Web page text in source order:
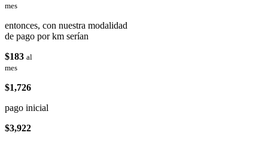
mes
entonces, con nuestra modalidad
de pago por km serían
$183 al
mes
$1,726
pago inicial
$3,922